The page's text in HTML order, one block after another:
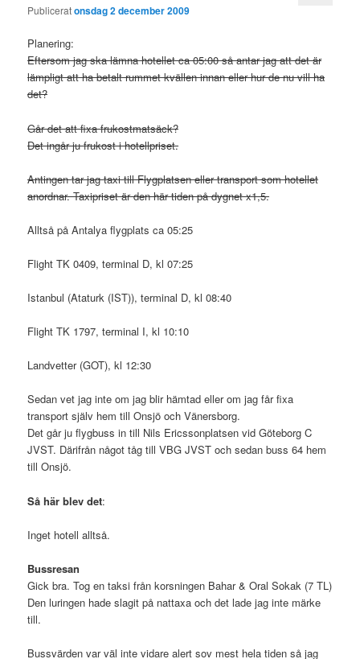
Publiceratonsdag 2 december 2009
Planering:
Eftersom jag ska lämna hotellet ca 05:00 så antar jag att det är
lämpligt att ha betalt rummet kvällen innan eller hur de nu vill ha
det?
Går det att fixa frukostmatsäck?
Det ingår ju frukost i hotellpriset.
Antingen tar jag taxi till Flygplatsen eller transport som hotellet
anordnar. Taxipriset är den här tiden på dygnet x1,5.
Alltså på Antalya flygplats ca 05:25
Flight TK 0409, terminal D, kl 07:25
Istanbul (Ataturk (IST)), terminal D, kl 08:40
Flight TK 1797, terminal I, kl 10:10
Landvetter (GOT), kl 12:30
Sedan vet jag inte om jag blir hämtad eller om jag får fixa
transport själv hem till Onsjö och Vänersborg.
Det går ju flygbuss in till Nils Ericssonplatsen vid Göteborg C
JVST. Därifrån något tåg till VBG JVST och sedan buss 64 hem
till Onsjö.
Så här blev det:
Inget hotell alltså.
Bussresan
Gick bra. Tog en taksi från korsningen Bahar & Oral Sokak (7 TL)
Den luringen hade slagit på nattaxa och det lade jag inte märke
till.
Bussvärden var väl inte vidare alert sov mest hela tiden så jag